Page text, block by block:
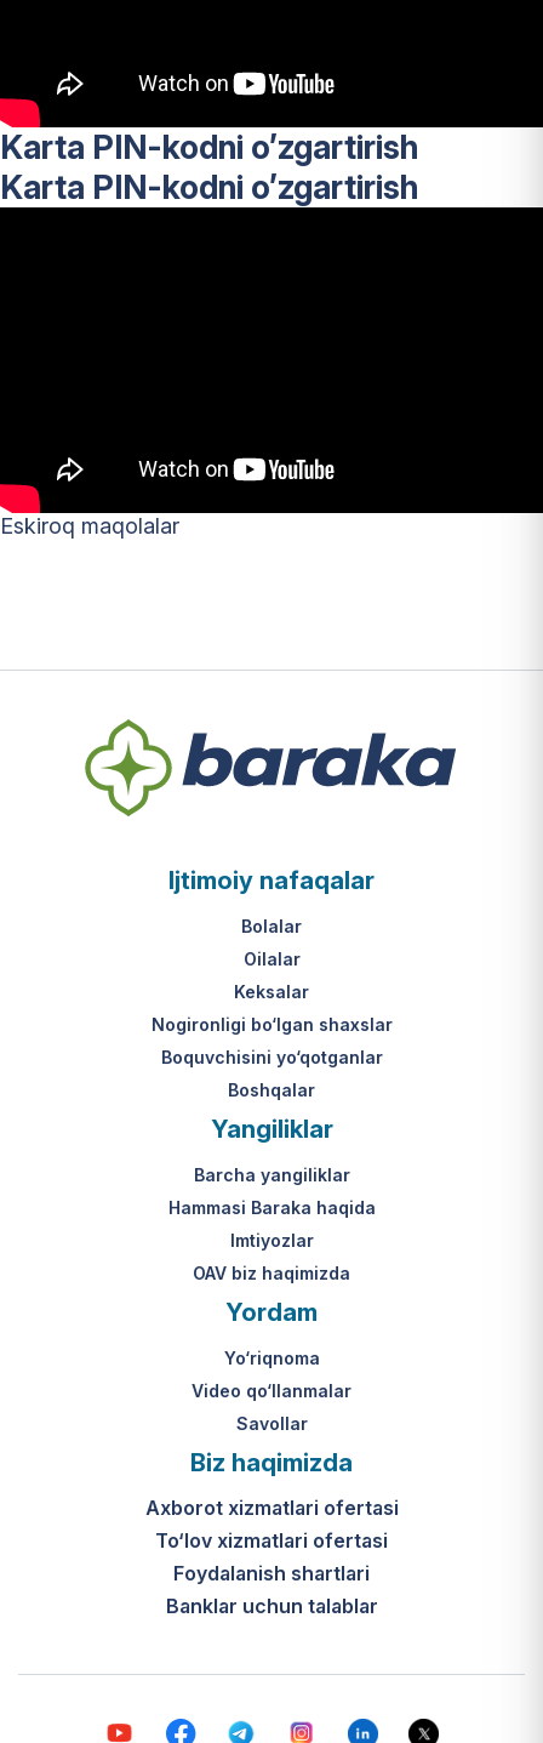
Karta PIN-kodni o’zgartirish
Karta PIN-kodni o’zgartirish
Maqolalar
Eskiroq maqolalar
Ijtimoiy nafaqalar
Bolalar
Oilalar
Keksalar
Nogironligi bo‘lgan shaxslar
Boquvchisini yo‘qotganlar
Boshqalar
Yangiliklar
Barcha yangiliklar
Hammasi Baraka haqida
Imtiyozlar
OAV biz haqimizda
Yordam
Yo‘riqnoma
Video qo‘llanmalar
Savollar
Biz haqimizda
Axborot xizmatlari ofertasi
To‘lov xizmatlari ofertasi
Foydalanish shartlari
Banklar uchun talablar